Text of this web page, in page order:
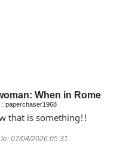
When in Rome
: paperchaser1968
that is something!!
le: 07/04/2026 05:31